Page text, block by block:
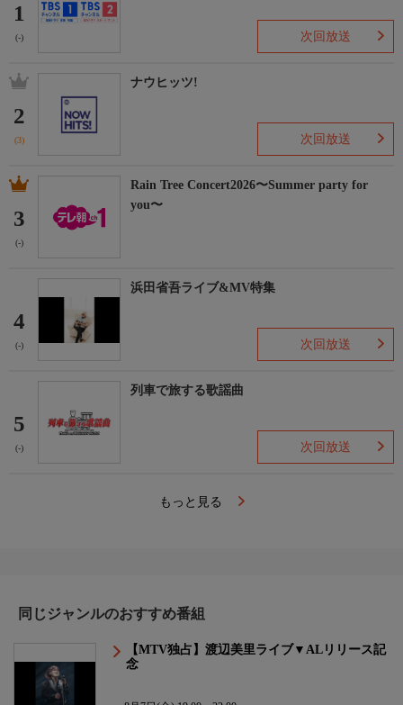
1
(-) 次回放送
2
(3)
ナウヒッツ!
次回放送
3
(-)
Rain Tree Concert2026〜Summer party for
you〜
4
(-)
浜田省吾ライブ&MV特集
次回放送
5
(-)
列車で旅する歌謡曲
次回放送
もっと見る
同じジャンルのおすすめ番組
【MTV独占】渡辺美里ライブ▼ALリリース記
念